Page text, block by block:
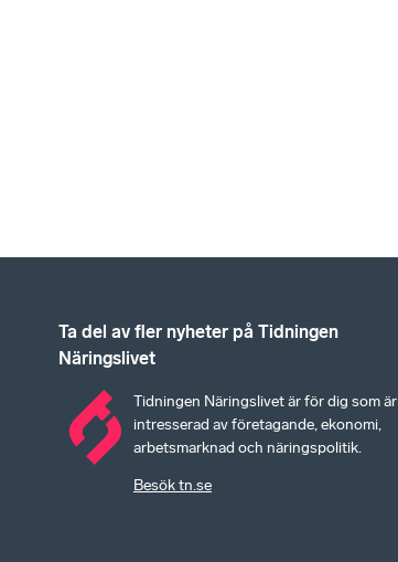
Ta del av fler nyheter på Tidningen
Näringslivet
Tidningen Näringslivet är för dig som är
intresserad av företagande, ekonomi,
arbetsmarknad och näringspolitik.
Besök tn.se